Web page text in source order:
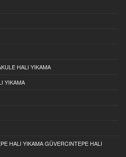
HALI YIKAMA
YIKAMA
HALI YIKAMA GÜVERCINTEPE HALI